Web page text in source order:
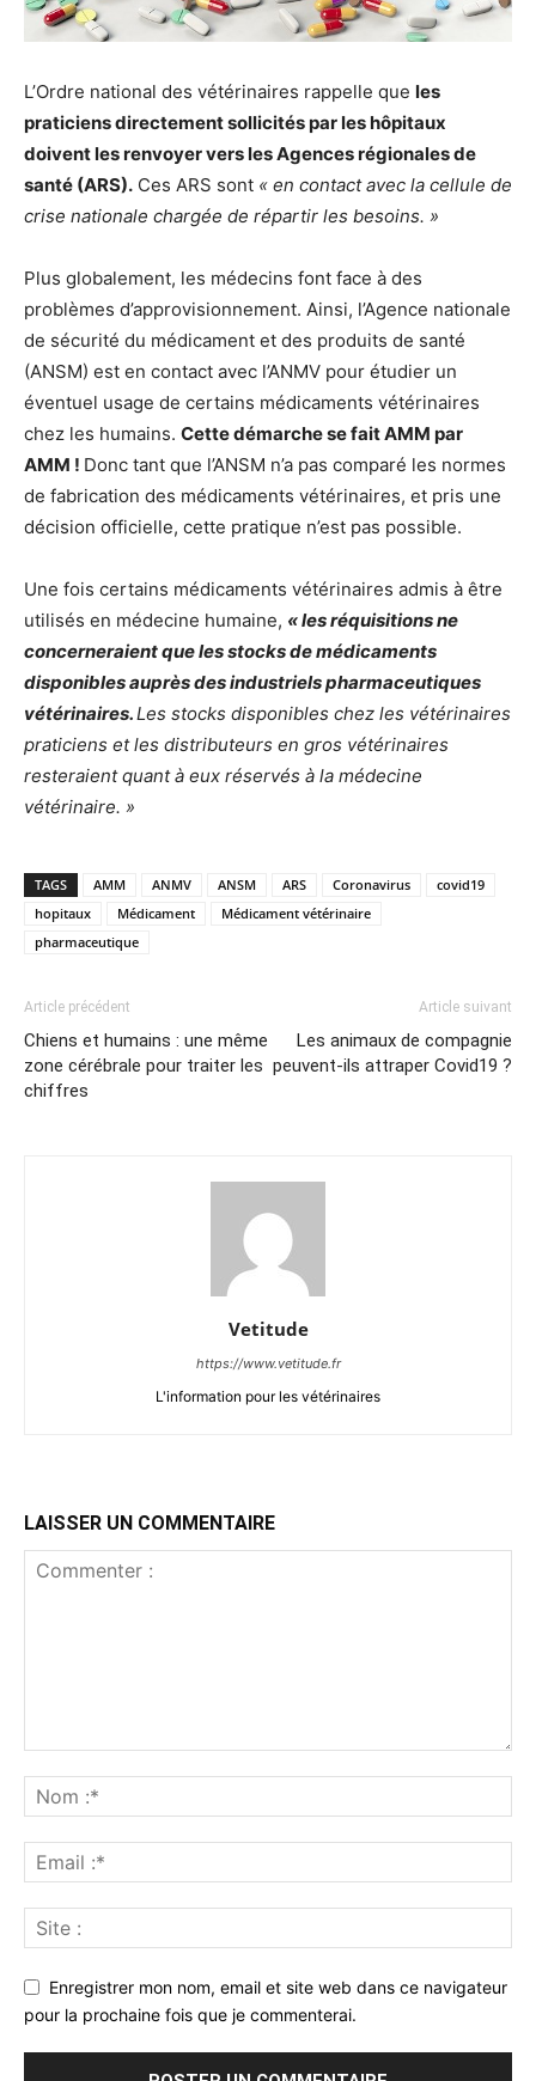
L’Ordre national des vétérinaires rappelle que les
praticiens directement sollicités par les hôpitaux
doivent les renvoyer vers les Agences régionales de
santé (ARS). Ces ARS sont « en contact avec la cellule de
crise nationale chargée de répartir les besoins. »
Plus globalement, les médecins font face à des
problèmes d’approvisionnement. Ainsi, l’Agence nationale
de sécurité du médicament et des produits de santé
(ANSM) est en contact avec l’ANMV pour étudier un
éventuel usage de certains médicaments vétérinaires
chez les humains. Cette démarche se fait AMM par
AMM ! Donc tant que l’ANSM n’a pas comparé les normes
de fabrication des médicaments vétérinaires, et pris une
décision officielle, cette pratique n’est pas possible.
Une fois certains médicaments vétérinaires admis à être
utilisés en médecine humaine, « les réquisitions ne
concerneraient que les stocks de médicaments
disponibles auprès des industriels pharmaceutiques
vétérinaires.Les stocks disponibles chez les vétérinaires
praticiens et les distributeurs en gros vétérinaires
resteraient quant à eux réservés à la médecine
vétérinaire. »
TAGS AMM ANMV ANSM ARS Coronavirus
covid19
hopitaux
Médicament
Médicament vétérinaire
pharmaceutique
Article précédent
Chiens et humains : une même
zone cérébrale pour traiter les
chiffres
Article suivant
Les animaux de compagnie
peuvent-ils attraper Covid19 ?
Vetitude
https://www.vetitude.fr
L'information pour les vétérinaires
LAISSER UN COMMENTAIRE
Enregistrer mon nom, email et site web dans ce navigateur
pour la prochaine fois que je commenterai.